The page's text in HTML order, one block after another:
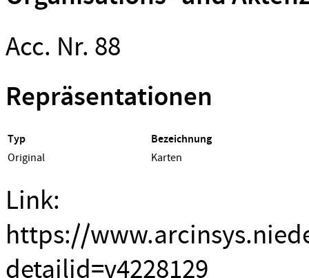
Acc. Nr. 88
Repräsentationen
Typ Bezeichnung
Original Karten
Link:
https://
detailid=v4228129